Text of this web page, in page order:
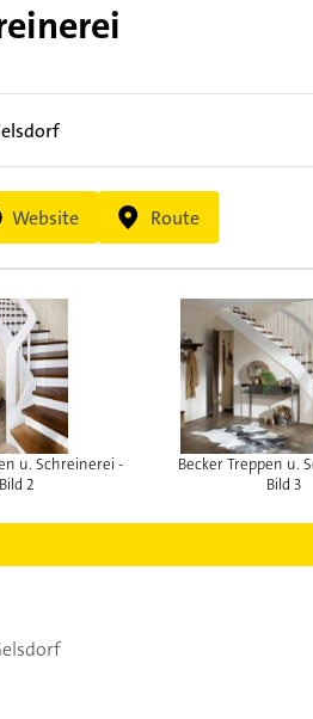
Website Route
u. Schreinerei -
Bild 2
Becker Treppen u.
Bild 3